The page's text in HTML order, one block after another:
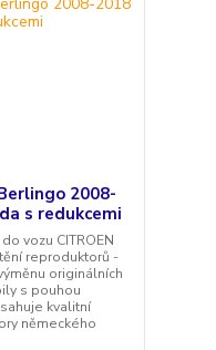
2008-
s redukcemi
vozu CITROEN
reproduktorů -
originálních
s pouhou
kvalitní
německého